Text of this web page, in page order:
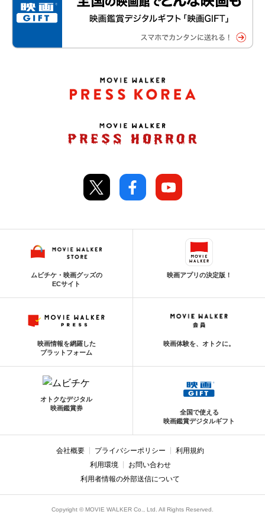
ムビチケ・映画グッズの
ECサイト
映画アプリの決定版！
映画情報を網羅した
プラットフォーム
映画体験を、オトクに。
オトクなデジタル
映画鑑賞券
全国で使える
映画鑑賞デジタルギフト
会社概要 プライバシーポリシー
利用規約
利用環境
お問い合わせ
利用者情報の外部送信について
Copyright © MOVIE WALKER Co., Ltd. All Rights Reserved.